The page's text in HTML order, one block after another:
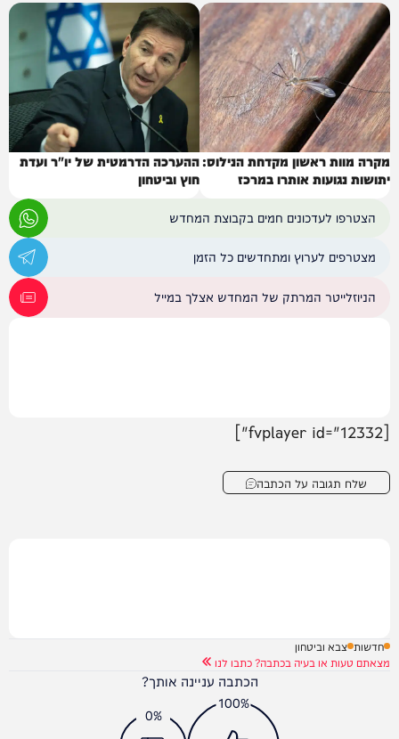
מקרה מוות ראשון מקדחת הנילוס:
יתושות נגועות אותרו במרכז
ההערכה הדרמטית של יו"ר ועדת
חוץ וביטחון
הצטרפו לעדכונים חמים בקבוצת המחדש
מצטרפים לערוץ ומתחדשים כל הזמן
הניוזלייטר המרתק של המחדש אצלך במייל
[fvplayer id="12332"]
שלח תגובה על הכתבה
חדשות צבא וביטחון
מצאתם טעות או בעיה בכתבה? כתבו לנו
הכתבה עניינה אותך?
100%
0%